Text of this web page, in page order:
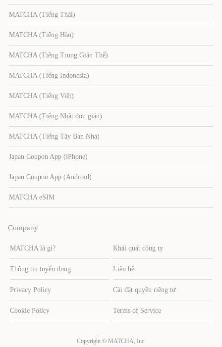
MATCHA (Tiếng Thái)
MATCHA (Tiếng Hàn)
MATCHA (Tiếng Trung Giản Thể)
MATCHA (Tiếng Indonesia)
MATCHA (Tiếng Việt)
MATCHA (Tiếng Nhật đơn giản)
MATCHA (Tiếng Tây Ban Nha)
Japan Coupon App (iPhone)
Japan Coupon App (Android)
MATCHA eSIM
Company
MATCHA là gì? Khái quát công ty
Thông tin tuyển dụng Liên hệ
Privacy Policy Cài đặt quyền riêng tư
Cookie Policy Terms of Service
Copyright © MATCHA, Inc.